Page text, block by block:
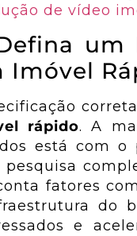
de vídeo
um
Imóvel
rápido. A
está com o
pesquisa
fatores
do
e